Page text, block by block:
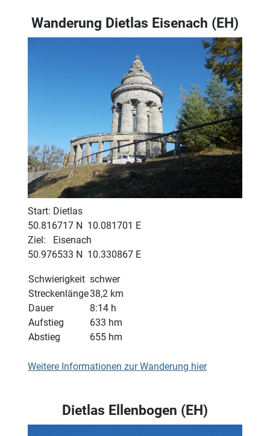
Wanderung Dietlas Eisenach (EH)
Start: Dietlas
50.816717 N 10.081701 E
Ziel: Eisenach
50.976533 N 10.330867 E
Schwierigkeit
Streckenlänge
Dauer
Aufstieg
Abstieg
schwer
38,2 km
8:14 h
633 hm
655 hm
Weitere Informationen zur Wanderung hier
Dietlas Ellenbogen (EH)